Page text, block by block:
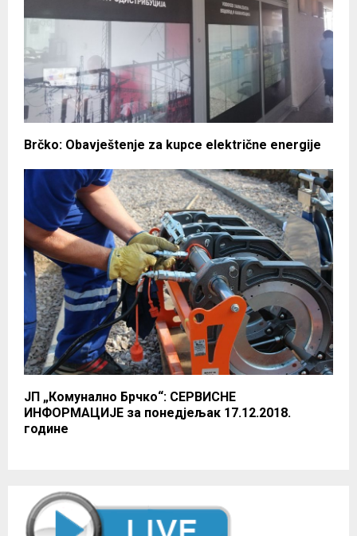
Brčko: Obavještenje za kupce električne energije
ЈП „Комунално Брчко“: СЕРВИСНЕ
ИНФОРМАЦИЈЕ за понедјељак 17.12.2018.
године